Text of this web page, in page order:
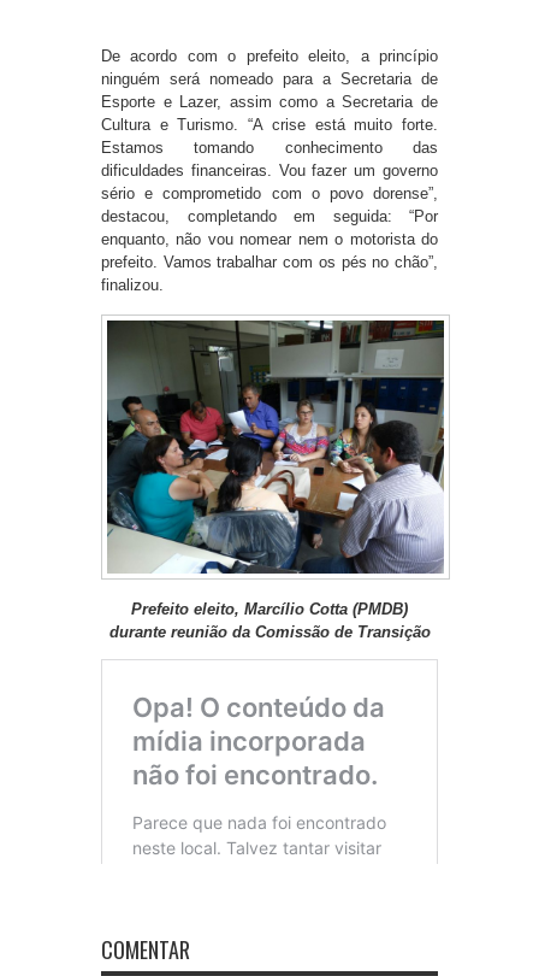
De acordo com o prefeito eleito, a princípio
ninguém será nomeado para a Secretaria de
Esporte e Lazer, assim como a Secretaria de
Cultura e Turismo. “A crise está muito forte.
Estamos tomando conhecimento das
dificuldades financeiras. Vou fazer um governo
sério e comprometido com o povo dorense”,
destacou, completando em seguida: “Por
enquanto, não vou nomear nem o motorista do
prefeito. Vamos trabalhar com os pés no chão”,
finalizou.
Prefeito eleito, Marcílio Cotta (PMDB)
durante reunião da Comissão de Transição
COMENTAR